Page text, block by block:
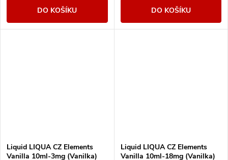
DO KOŠÍKU DO KOŠÍKU
Liquid LIQUA CZ Elements
Vanilla 10ml-3mg (Vanilka)
Liquid LIQUA CZ Elements
Vanilla 10ml-18mg (Vanilka)